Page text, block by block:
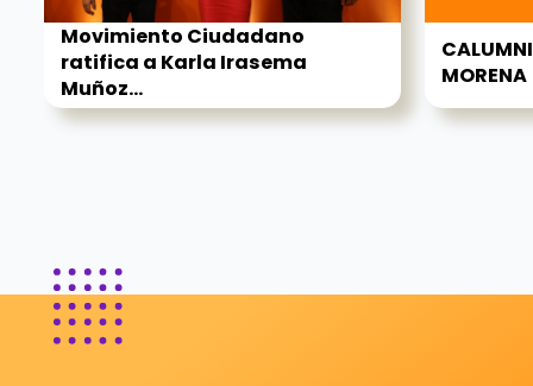
Movimiento Ciudadano
ratifica a Karla Irasema
Muñoz...
MORENA